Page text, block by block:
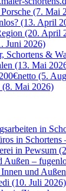
(7. Mai
(13. April
(20. April
Juni 2026)
Schortens &
(13. Mai
(5.
(8. Mai 2026)
in
in Schortens
in Pewsum
Außen –
und
(10. Juli 2026)